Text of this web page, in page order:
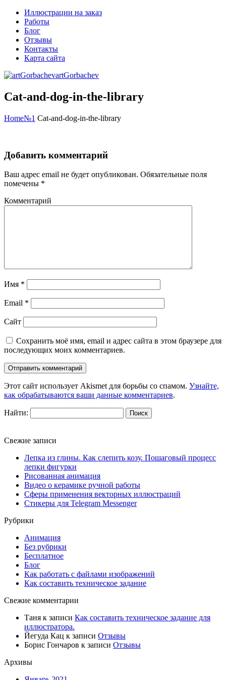
Иллюстрации на заказ
Работы
Блог
Отзывы
Контакты
Карта сайта
artGorbachev
Cat-and-dog-in-the-library
Home№1 Cat-and-dog-in-the-library
Добавить комментарий
Ваш адрес email не будет опубликован. Обязательные поля
помечены *
Комментарий
Имя *
Email *
Сайт
Сохранить моё имя, email и адрес сайта в этом браузере для
последующих моих комментариев.
Этот сайт использует Akismet для борьбы со спамом. Узнайте,
как обрабатываются ваши данные комментариев.
Найти:
Свежие записи
Лепка из глины. Как слепить козу. Пошаговый процесс
лепки фигурки
Рисованная анимация
Видео о керамике ручной работы
Сферы применения векторных иллюстраций
Стикеры для Telegram Messenger
Рубрики
Анимация
Без рубрики
Бесплатное
Блог
Как работать с файлами изображений
Как составить техническое задание
Свежие комментарии
Таня к записи Как составить техническое задание для
иллюстратора.
Йегуда Кац к записи Отзывы
Борис Гончаров к записи Отзывы
Архивы